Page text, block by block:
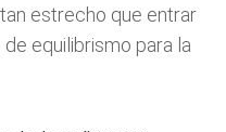
estrecho que entrar
equilibrismo para la